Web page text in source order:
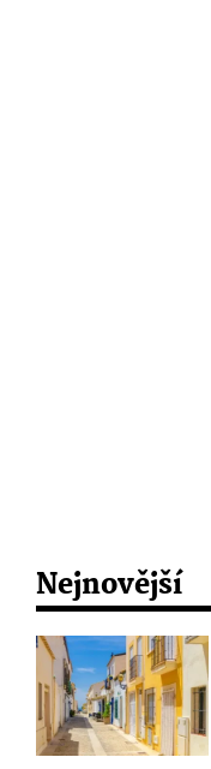
Nejnovější